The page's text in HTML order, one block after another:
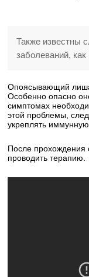
Также известны
заболеваний,
Опоясывающий
Особенно опасно
симптомах
этой проблемы,
укреплять иммунную
После
проводить терапию.